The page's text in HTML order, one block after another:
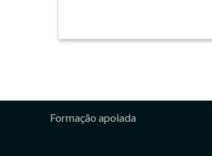
Formação apoiada